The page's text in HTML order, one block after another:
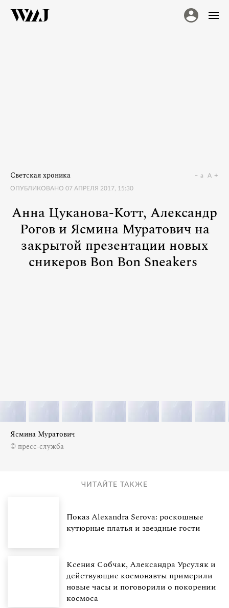
Светская хроника
ОПУБЛИКОВАНО 07 АПРЕЛЯ 2017, 15:30
a A
Анна Цуканова-Котт, Александр
Рогов и Ясмина Муратович на
закрытой презентации новых
сникеров Bon Bon Sneakers
Ясмина Муратович
© пресс-служба
ЧИТАЙТЕ ТАКЖЕ
Показ Alexandra Serova: роскошные
кутюрные платья и звездные гости
Ксения Собчак, Александра Урсуляк и
действующие космонавты примерили
новые часы и поговорили о покорении
космоса